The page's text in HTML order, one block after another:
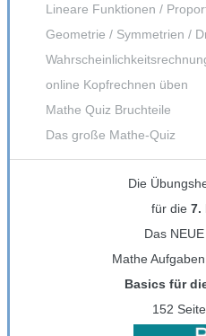
Lineare Funktionen /
Geometrie / Symmetrien /
online Kopfrechnen üben
Mathe Quiz Bruchteile
Das große Mathe-Quiz
Die
für die 7.
Das
Mathe
Basics für
152